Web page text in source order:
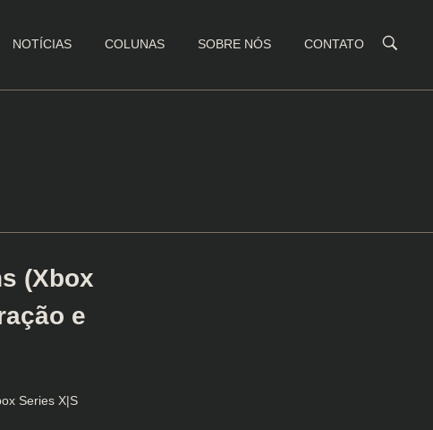
NOTÍCIAS COLUNAS SOBRE NÓS CONTATO
(Xbox
e
Series X|S